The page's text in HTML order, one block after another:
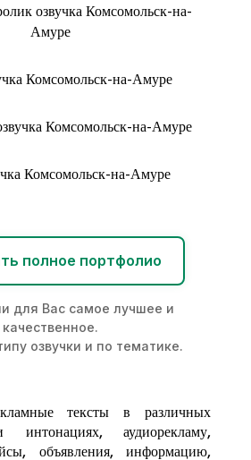
озвучка Комсомольск-на-
Амуре
Комсомольск-на-Амуре
Комсомольск-на-Амуре
Комсомольск-на-Амуре
полное портфолио
для Вас самое лучшее и
качественное.
озвучки и по тематике.
тексты в различных
и интонациях,аудиорекламу,
объявления, информацию,